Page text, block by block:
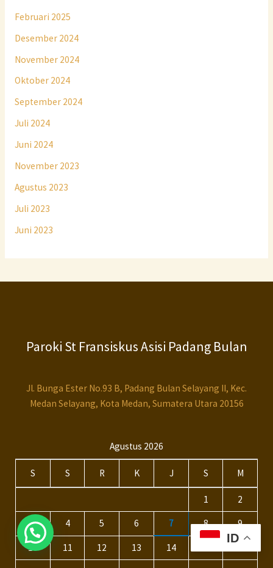
Februari 2025
Desember 2024
November 2024
Oktober 2024
September 2024
Juli 2024
Juni 2024
November 2023
Agustus 2023
Juli 2023
Juni 2023
Paroki St Fransiskus Asisi Padang Bulan
Jl. Bunga Ester No.93 B, Padang Bulan Selayang II, Kec.
Medan Selayang, Kota Medan, Sumatera Utara 20156
Agustus 2026
S S R K J S M
1 2
3 4 5 6 7 8 9
10 11 12 13 14
ID